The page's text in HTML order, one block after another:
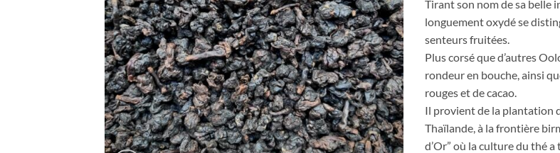
Tirant son nom de sa belle
longuement oxydé se
senteurs fruitées.
Plus corsé que d’autres
rondeur en bouche, ainsi
rouges et de cacao.
Il provient de la plantation
Thaïlande, à la frontière
d’Or” où la culture du thé